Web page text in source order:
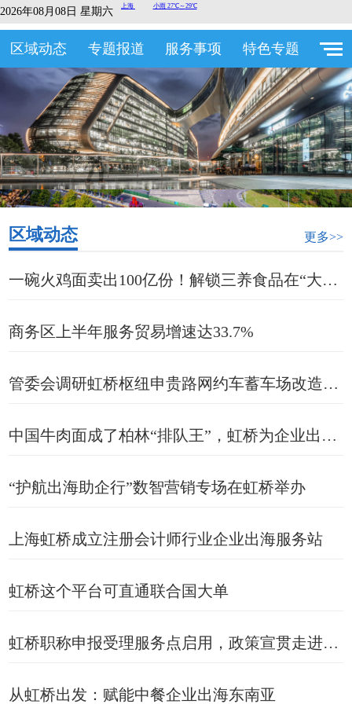
2026年08月08日 星期六
区域动态 专题报道 服务事项 特色专题
区域动态 更多>>
一碗火鸡面卖出100亿份！解锁三养食品在“大虹桥”的进阶密码
商务区上半年服务贸易增速达33.7%
管委会调研虹桥枢纽申贵路网约车蓄车场改造提升工作
中国牛肉面成了柏林“排队王”，虹桥为企业出海护航
“护航出海助企行”数智营销专场在虹桥举办
上海虹桥成立注册会计师行业企业出海服务站
虹桥这个平台可直通联合国大单
虹桥职称申报受理服务点启用，政策宣贯走进先声药业
从虹桥出发：赋能中餐企业出海东南亚